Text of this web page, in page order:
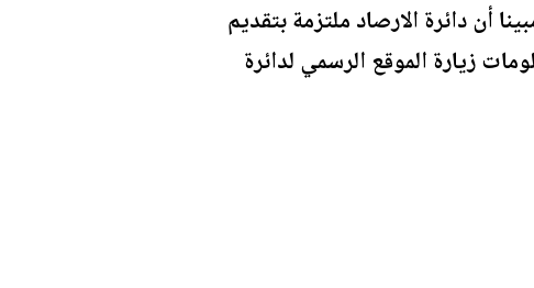
أن دائرة الارصاد ملتزمة بتقديم
زيارة الموقع الرسمي لدائرة